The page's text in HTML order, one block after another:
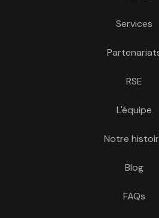
Services
RSE
L'équipe
Notre
Blog
FAQs